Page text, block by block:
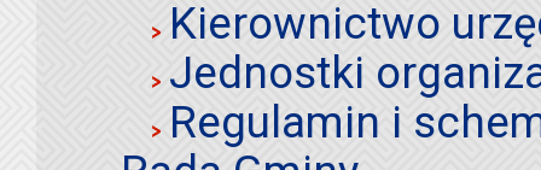
Kierownictwo
Jednostki
Regulamin i